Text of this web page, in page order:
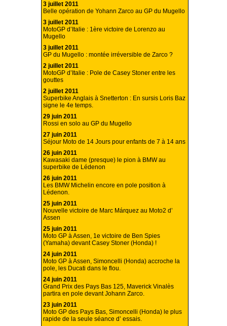
3 juillet 2011
Belle opération de Yohann Zarco au GP du Mugello
3 juillet 2011
MotoGP d’Italie : 1ère victoire de Lorenzo au
Mugello
3 juillet 2011
GP du Mugello : montée irréversible de Zarco ?
2 juillet 2011
MotoGP d’Italie : Pole de Casey Stoner entre les
gouttes
2 juillet 2011
Superbike Anglais à Snetterton : En sursis Loris Baz
signe le 4e temps.
29 juin 2011
Rossi en solo au GP du Mugello
27 juin 2011
Séjour Moto de 14 Jours pour enfants de 7 à 14 ans
26 juin 2011
Kawasaki dame (presque) le pion à BMW au
superbike de Lédenon
26 juin 2011
Les BMW Michelin encore en pole position à
Lédenon.
25 juin 2011
Nouvelle victoire de Marc Márquez au Moto2 d’
Assen
25 juin 2011
Moto GP à Assen, 1e victoire de Ben Spies
(Yamaha) devant Casey Stoner (Honda) !
24 juin 2011
Moto GP à Assen, Simoncelli (Honda) accroche la
pole, les Ducati dans le flou.
24 juin 2011
Grand Prix des Pays Bas 125, Maverick Vinalès
partira en pole devant Johann Zarco.
23 juin 2011
Moto GP des Pays Bas, Simoncelli (Honda) le plus
rapide de la seule séance d’ essais.